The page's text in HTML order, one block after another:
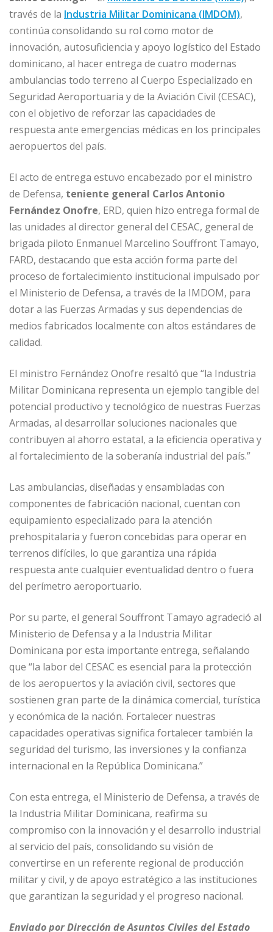
c
e
b
o
o
k
ai
l
k
e
dI
n
at
s
A
p
p
ss
e
n
g
e
r
m
p
ar
ti
r
través de la Industria Militar Dominicana (IMDOM),
continúa consolidando su rol como motor de
innovación, autosuficiencia y apoyo logístico del Estado
dominicano, al hacer entrega de cuatro modernas
ambulancias todo terreno al Cuerpo Especializado en
Seguridad Aeroportuaria y de la Aviación Civil (CESAC),
con el objetivo de reforzar las capacidades de
respuesta ante emergencias médicas en los principales
aeropuertos del país.
El acto de entrega estuvo encabezado por el ministro
de Defensa, teniente general Carlos Antonio
Fernández Onofre, ERD, quien hizo entrega formal de
las unidades al director general del CESAC, general de
brigada piloto Enmanuel Marcelino Souffront Tamayo,
FARD, destacando que esta acción forma parte del
proceso de fortalecimiento institucional impulsado por
el Ministerio de Defensa, a través de la IMDOM, para
dotar a las Fuerzas Armadas y sus dependencias de
medios fabricados localmente con altos estándares de
calidad.
El ministro Fernández Onofre resaltó que “la Industria
Militar Dominicana representa un ejemplo tangible del
potencial productivo y tecnológico de nuestras Fuerzas
Armadas, al desarrollar soluciones nacionales que
contribuyen al ahorro estatal, a la eficiencia operativa y
al fortalecimiento de la soberanía industrial del país.”
Las ambulancias, diseñadas y ensambladas con
componentes de fabricación nacional, cuentan con
equipamiento especializado para la atención
prehospitalaria y fueron concebidas para operar en
terrenos difíciles, lo que garantiza una rápida
respuesta ante cualquier eventualidad dentro o fuera
del perímetro aeroportuario.
Por su parte, el general Souffront Tamayo agradeció al
Ministerio de Defensa y a la Industria Militar
Dominicana por esta importante entrega, señalando
que “la labor del CESAC es esencial para la protección
de los aeropuertos y la aviación civil, sectores que
sostienen gran parte de la dinámica comercial, turística
y económica de la nación. Fortalecer nuestras
capacidades operativas significa fortalecer también la
seguridad del turismo, las inversiones y la confianza
internacional en la República Dominicana.”
Con esta entrega, el Ministerio de Defensa, a través de
la Industria Militar Dominicana, reafirma su
compromiso con la innovación y el desarrollo industrial
al servicio del país, consolidando su visión de
convertirse en un referente regional de producción
militar y civil, y de apoyo estratégico a las instituciones
que garantizan la seguridad y el progreso nacional.
Enviado por Dirección de Asuntos Civiles del Estado